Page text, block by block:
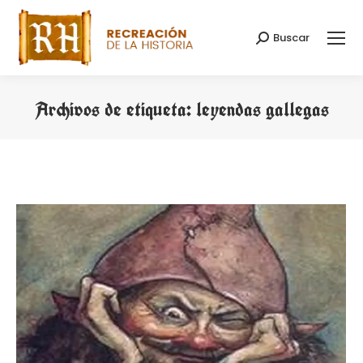
Buscar:
Buscar
Archivos de etiqueta: leyendas gallegas